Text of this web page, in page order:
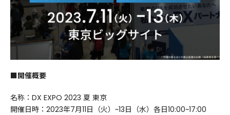
■開催概要
名称：DX EXPO 2023 夏 東京
開催日時：2023年7月11日（火）~13日（水）各日10:00~17:00